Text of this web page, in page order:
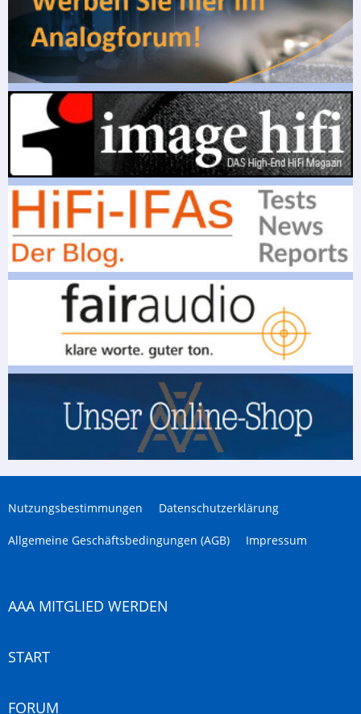
Nutzungsbestimmungen Datenschutzerklärung
Allgemeine Geschäftsbedingungen (AGB) Impressum
AAA MITGLIED WERDEN
START
FORUM